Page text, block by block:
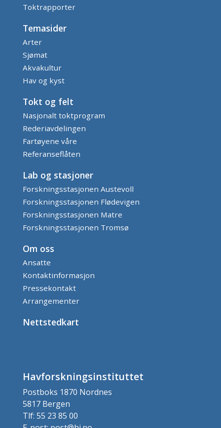
Toktrapporter
Temasider
Arter
Sjømat
Akvakultur
Hav og kyst
Tokt og felt
Nasjonalt toktprogram
Rederiavdelingen
Fartøyene våre
Referanseflåten
Lab og stasjoner
Forskningsstasjonen Austevoll
Forskningsstasjonen Flødevigen
Forskningsstasjonen Matre
Forskningsstasjonen Tromsø
Om oss
Ansatte
Kontaktinformasjon
Pressekontakt
Arrangementer
Nettstedkart
Havforskningsinstituttet
Postboks 1870 Nordnes
5817 Bergen
Tlf: 55 23 85 00